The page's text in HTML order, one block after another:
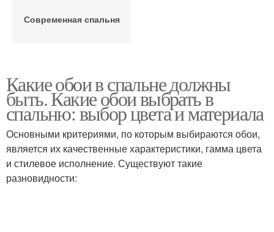
Современная спальня
Какие обои в спальне должны
быть. Какие обои выбрать в
спальню: выбор цвета и материала
Основными критериями, по которым выбираются обои,
является их качественные характеристики, гамма цвета
и стилевое исполнение. Существуют такие
разновидности: